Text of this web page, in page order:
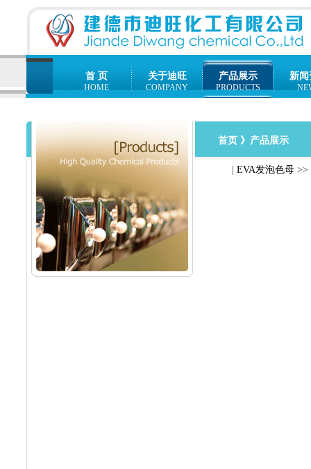
首 页
HOME
关于迪旺
COMPANY
产品展示
PRODUCTS
新闻
首页 》产品展示
EVA发泡色母>>